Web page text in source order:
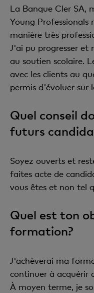
La Banque Cler SA,
Young
manière très
J'ai pu progresser
au soutien scolaire.
avec les clients au
permis d'évoluer sur
Quel conseil
futurs
Soyez ouverts et
faites acte de
vous êtes et non tel
Quel est ton
formation?
J'achèverai ma
continuer à acquérir
À moyen terme, je